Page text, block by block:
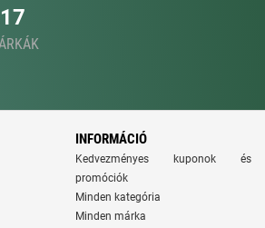
INFORMÁCIÓ
Kedvezményes kuponok és
promóciók
Minden kategória
Minden márka